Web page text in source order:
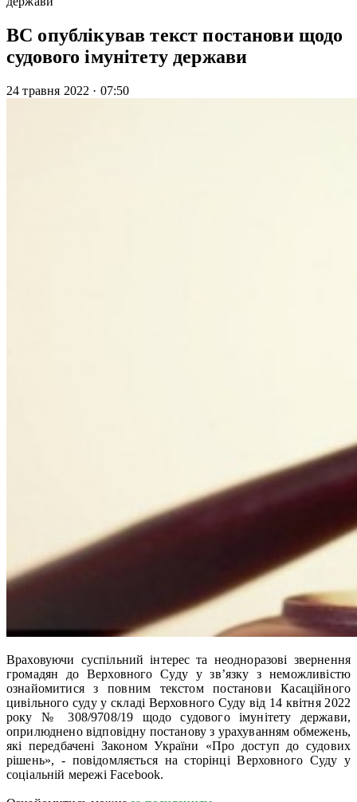
ВС опублікував текст постанови щодо
судового імунітету держави
24 травня 2022 · 07:50
Враховуючи суспільний інтерес та неодноразові звернення
громадян до Верховного Суду у зв’язку з неможливістю
ознайомитися з повним текстом постанови Касаційного
цивільного суду у складі Верховного Суду від 14 квітня 2022
року № 308/9708/19 щодо судового імунітету держави,
оприлюднено відповідну постанову з урахуванням обмежень,
які передбачені Законом України «Про доступ до судових
рішень», - повідомляється на сторінці Верховного Суду у
соціальній мережі Facebook.